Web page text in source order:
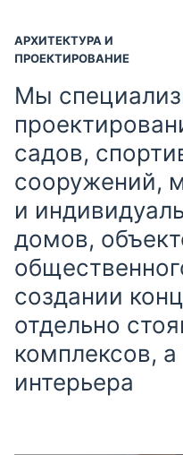
АРХИТЕКТУРА И
ПРОЕКТИРОВАНИЕ
Мы
садов,
сооружений,
и
домов,
создании
отдельно
комплексов,
интерьера